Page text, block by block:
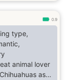
0.9
type,
animal lover
as